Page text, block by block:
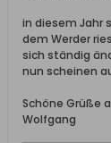
in diesem Jahr
dem Werder
sich ständig
nun scheinen
Schöne Grüße
Wolfgang